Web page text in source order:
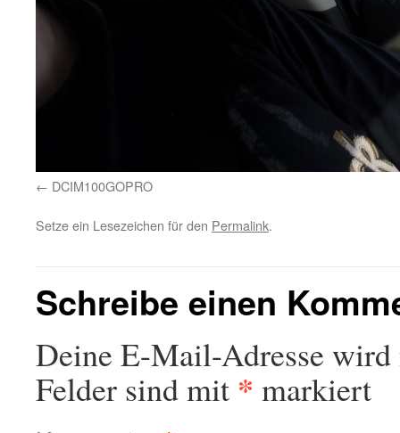
DCIM100GOPRO
Setze ein Lesezeichen für den Permalink.
Schreibe einen
Deine E-Mail-Adresse
Felder sind mit * markiert